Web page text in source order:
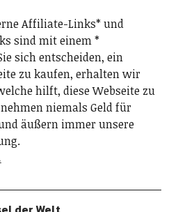
Affiliate-Links* und
sind mit einem *
sich entscheiden, ein
zu kaufen, erhalten wir
hilft, diese Webseite zu
niemals Geld für
äußern immer unsere